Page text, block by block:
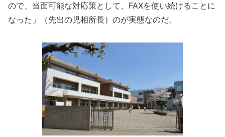
ので、当面可能な対応策として、FAXを使い続けることに
なった」（先出の児相所長）のが実態なのだ。